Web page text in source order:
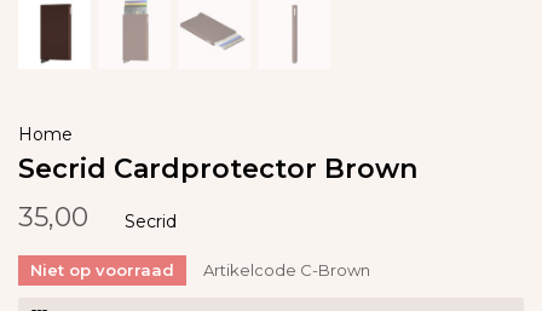
Home
Secrid Cardprotector Brown
35,00
Secrid
Niet op voorraad Artikelcode C-Brown